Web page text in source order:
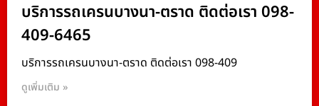
บริการรถเครนบางนา-ตราด ติดต่อเรา 098-
409-6465
บริการรถเครนบางนา-ตราด ติดต่อเรา 098-409
ดูเพิ่มเติม »